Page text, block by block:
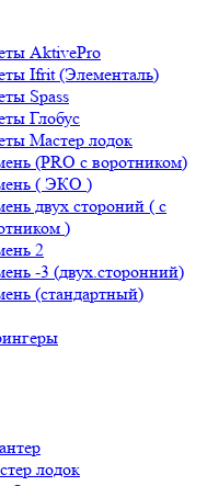
AktivePro
Ifrit (Элементаль)
Spass
Глобус
Мастер лодок
(PRO c воротником)
( ЭКО )
двух стороний ( с
)
2
-3 (двух.сторонний)
(стандартный)
лодок